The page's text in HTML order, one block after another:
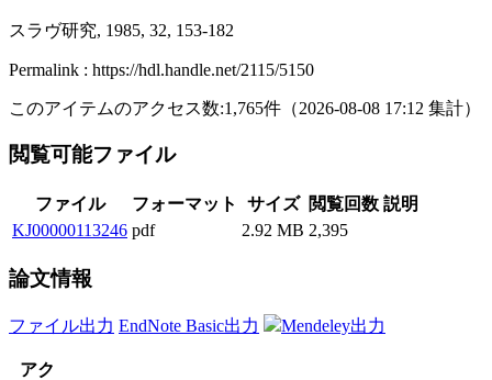
スラヴ研究, 1985, 32, 153-182
Permalink : https://hdl.handle.net/2115/5150
このアイテムのアクセス数:1,765件 （2026-08-08 17:12 集計）
閲覧可能ファイル
ファイル フォーマット サイズ 閲覧回数 説明
KJ00000113246 pdf 2.92 MB 2,395
論文情報
ファイル出力 EndNote Basic出力 Mendeley出力
アク